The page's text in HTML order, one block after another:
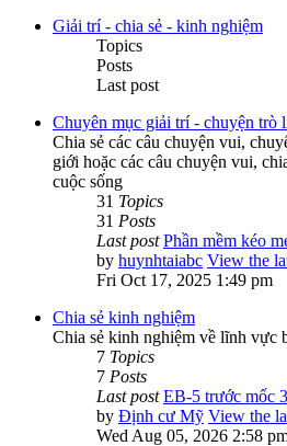
Giải trí - chia sẻ - kinh nghiệm
Topics
Posts
Last post
Chuyên mục giải trí - chuyện trò
Chia sẻ các câu chuyện vui,
giới hoặc các câu chuyện vui,
cuộc sống
31 Topics
31 Posts
Last post Phần mềm kéo
by huynhtaiabc View the
Fri Oct 17, 2025 1:49 pm
Chia sẻ kinh nghiệm
Chia sẻ kinh nghiệm về lĩnh vực
7 Topics
7 Posts
Last post EB-5 trước mốc
by Định cư Mỹ View the
Wed Aug 05, 2026 2:58